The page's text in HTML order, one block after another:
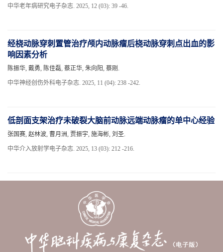
中华老年病研究电子杂志. 2025, 12 (03): 39 -46.
经桡动脉穿刺置管治疗颅内动脉瘤后桡动脉穿刺点出血的影
响因素分析
陈振华, 戴勇, 陈佳磊, 蔡正华, 朱向阳, 蔡刚.
中华神经创伤外科电子杂志. 2025, 11 (04): 238 -242.
低剖面支架治疗未破裂大脑前动脉远端动脉瘤的单中心经验
张国赛, 赵林波, 曹月洲, 贾振宇, 施海彬, 刘圣.
中华介入放射学电子杂志. 2025, 13 (03): 212 -216.